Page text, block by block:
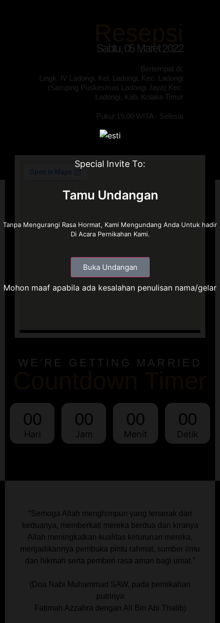
Special Invite To:
Tamu Undangan
Tanpa Mengurangi Rasa Hormat, Kami Mengundang Anda Untuk hadir
Di Acara Pernikahan Kami.
Buka Undangan
Mohon maaf apabila ada kesalahan penulisan nama/gelar
Sabtu, 05 Maret 2022
Bertempat di:
Lingk. IV Ladongi, Kel. Ladongi, Kec. Ladongi
(Samping Puskesmas Ladongi Jaya) Kec.
Ladongi, Kab. Kolaka Timur
Pukul 19.00 WITA - Selesai
WE'RE GETTING MARRIED
00
Hari
00
Jam
00
Menit
00
Detik
“Semoga Allah menghimpun yang terserak dari
keduanya, memberkati mereka berdua dan kiranya
Allah meningkatkan kualitas keturunan mereka,
menjadikannya pembuka pintu rahmat, sumber ilmu
dan hikmah serta pemberi rasa aman bagi umat.”
(Doa Nabi Muhammad SAW, pada pernikahan
putrinya
Fatimah Azzahra dengan Ali Bin Abi Thalib)